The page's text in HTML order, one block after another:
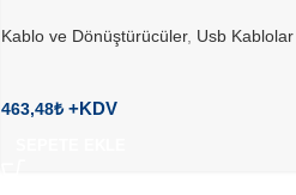
Kablo ve Dönüştürücüler, Usb Kablolar
463,48₺